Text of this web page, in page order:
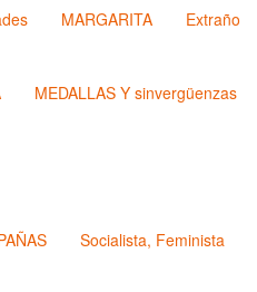
MARGARITA Extraño
MEDALLAS Y sinvergüenzas
Socialista, Feminista